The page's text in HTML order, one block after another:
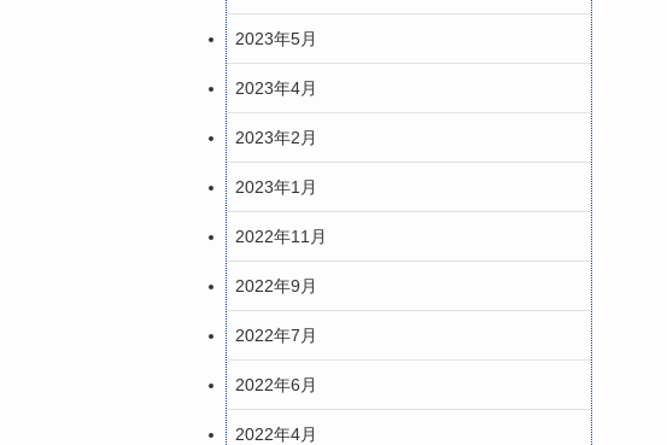
2023年5月
2023年4月
2023年2月
2023年1月
2022年11月
2022年9月
2022年7月
2022年6月
2022年4月